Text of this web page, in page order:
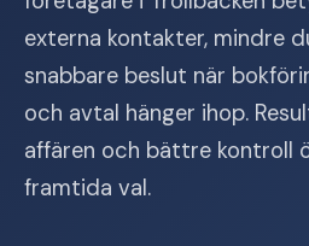
externa kontakter, mindre
snabbare beslut när
och avtal hänger ihop.
affären och bättre kontroll
framtida val.